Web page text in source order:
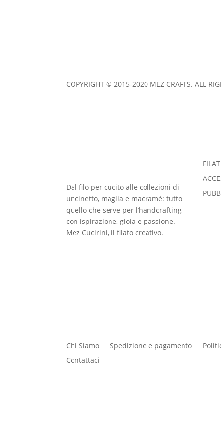
COPYRIGHT © 2015-2020 MEZ CRAFTS. ALL
Dal filo per cucito alle collezioni di
uncinetto, maglia e macramé: tutto
quello che serve per l’handcrafting
con ispirazione, gioia e passione.
Mez Cucirini, il filato creativo.
FILATI
Chi Siamo Spedizione e pagamento
Contattaci